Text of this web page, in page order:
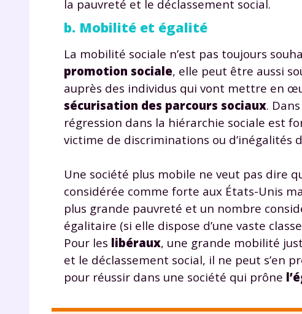
la pauvreté et le déclassement social.
b. Mobilité et égalité
La mobilité sociale n’est pas toujours
promotion sociale, elle peut être aussi
auprès des individus qui vont mettre en
sécurisation des parcours sociaux.
régression dans la hiérarchie sociale est
victime de discriminations ou d’inégalités
Une société plus mobile ne veut pas dire
considérée comme forte aux États-Unis
plus grande pauvreté et un nombre
égalitaire (si elle dispose d’une vaste
Pour les libéraux, une grande mobilité
et le déclassement social, il ne peut s’en
pour réussir dans une société qui prône
marque
pendant 24h.
vos droits,
Votre
de vos
notre